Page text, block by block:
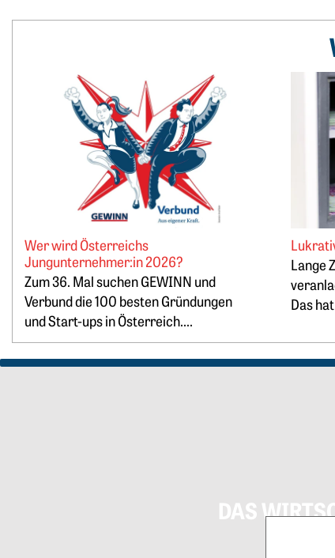
Wer wird Österreichs
Jungunternehmer:in 2026?
Zum 36. Mal suchen GEWINN und
Verbund die 100 besten Gründungen
und Start-ups in Österreich....
Weiterlesen: Wer wird Österreichs
Lange
Das
DAS